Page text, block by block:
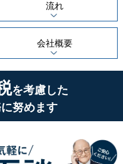
流れ
会社概要
を考慮した
努めます